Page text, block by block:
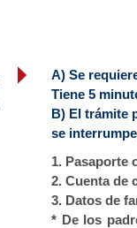
A) Se
Tiene 5
B) El trámite
se
1. Pasaporte
2. Cuenta de
3. Datos de
* De los